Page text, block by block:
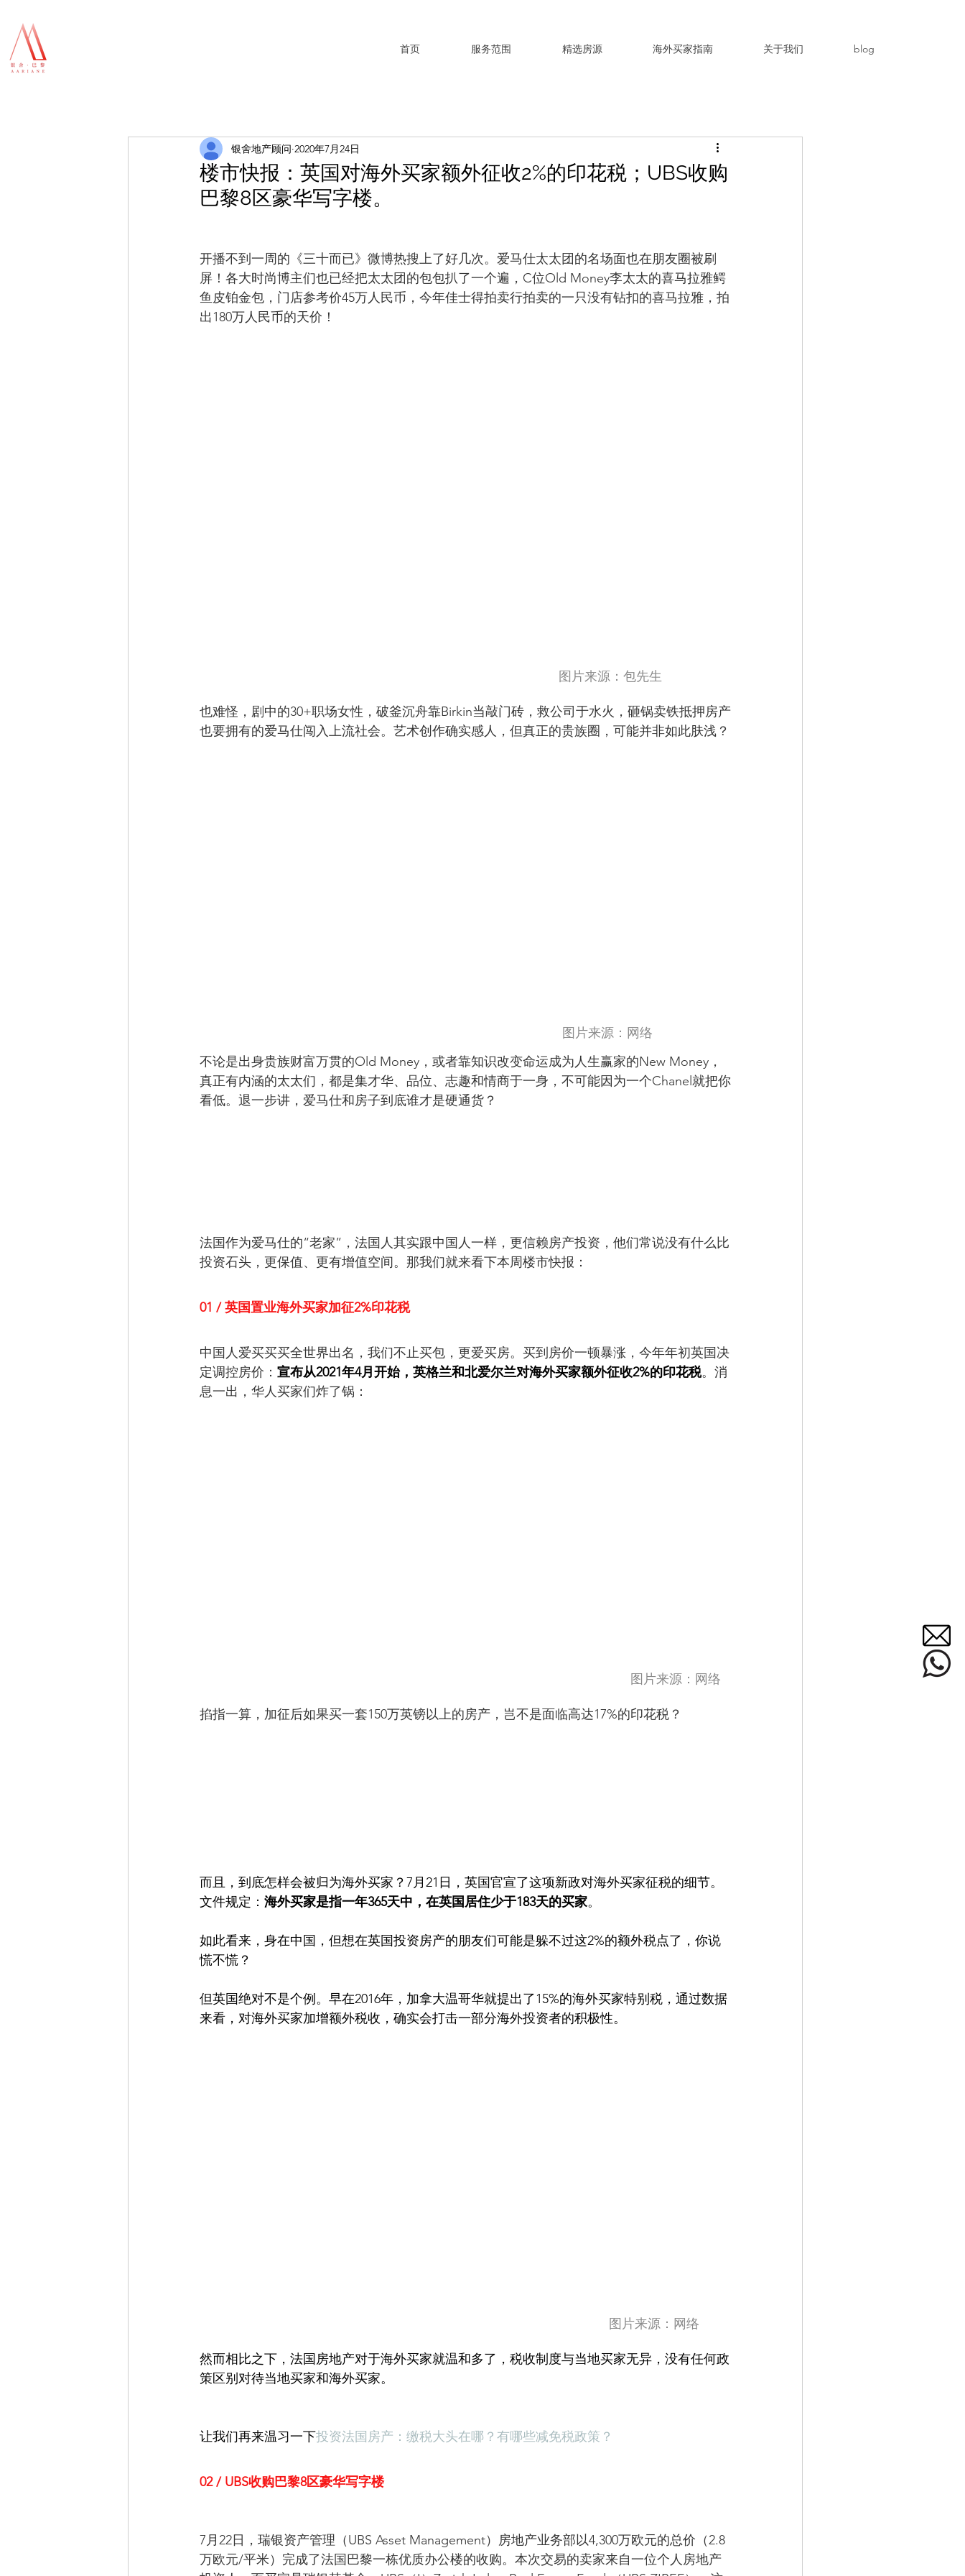
首页 服务范围 精选房源 海外买家指南 关于我们 blog
楼市快报：英国对海外买家额外征收2%的印花税；UBS收购
巴黎8区豪华写字楼。
银舍地产顾问 2020年7月24日
开播不到一周的《三十而已》微博热搜上了好几次。爱马仕太太团的名场面也在朋友圈被刷
屏！各大时尚博主们也已经把太太团的包包扒了一个遍，C位Old Money李太太的喜马拉雅鳄
鱼皮铂金包，门店参考价45万人民币，今年佳士得拍卖行拍卖的一只没有钻扣的喜马拉雅，拍
出180万人民币的天价！
                                                                                                    图片来源：包先生
也难怪，剧中的30+职场女性，破釜沉舟靠Birkin当敲门砖，救公司于水火，砸锅卖铁抵押房产
也要拥有的爱马仕闯入上流社会。艺术创作确实感人，但真正的贵族圈，可能并非如此肤浅？
                                                                                                     图片来源：网络
不论是出身贵族财富万贯的Old Money，或者靠知识改变命运成为人生赢家的New Money，
真正有内涵的太太们，都是集才华、品位、志趣和情商于一身，不可能因为一个Chanel就把你
看低。退一步讲，爱马仕和房子到底谁才是硬通货？
法国作为爱马仕的“老家”，法国人其实跟中国人一样，更信赖房产投资，他们常说没有什么比
投资石头，更保值、更有增值空间。那我们就来看下本周楼市快报：
01 / 英国置业海外买家加征2%印花税
中国人爱买买买全世界出名，我们不止买包，更爱买房。买到房价一顿暴涨，今年年初英国决
定调控房价： 宣布从2021年4月开始，英格兰和北爱尔兰对海外买家额外征收2%的印花税。消
息一出，华人买家们炸了锅：
                                                                                                                        图片来源：网络
掐指一算，加征后如果买一套150万英镑以上的房产，岂不是面临高达17%的印花税？
而且，到底怎样会被归为海外买家？7月21日，英国官宣了这项新政对海外买家征税的细节。
文件规定： 海外买家是指一年365天中，在英国居住少于183天的买家。
如此看来，身在中国，但想在英国投资房产的朋友们可能是躲不过这2%的额外税点了，你说
慌不慌？
但英国绝对不是个例。早在2016年，加拿大温哥华就提出了15%的海外买家特别税，通过数据
来看，对海外买家加增额外税收，确实会打击一部分海外投资者的积极性。
                                                                                                                  图片来源：网络
然而相比之下，法国房地产对于海外买家就温和多了，税收制度与当地买家无异，没有任何政
策区别对待当地买家和海外买家。
让我们再来温习一下投资法国房产：缴税大头在哪？有哪些减免税政策？
02 / UBS收购巴黎8区豪华写字楼
7月22日，瑞银资产管理（UBS Asset Management）房地产业务部以4,300万欧元的总价（2.8
万欧元/平米）完成了法国巴黎一栋优质办公楼的收购。本次交易的卖家来自一位个人房地产